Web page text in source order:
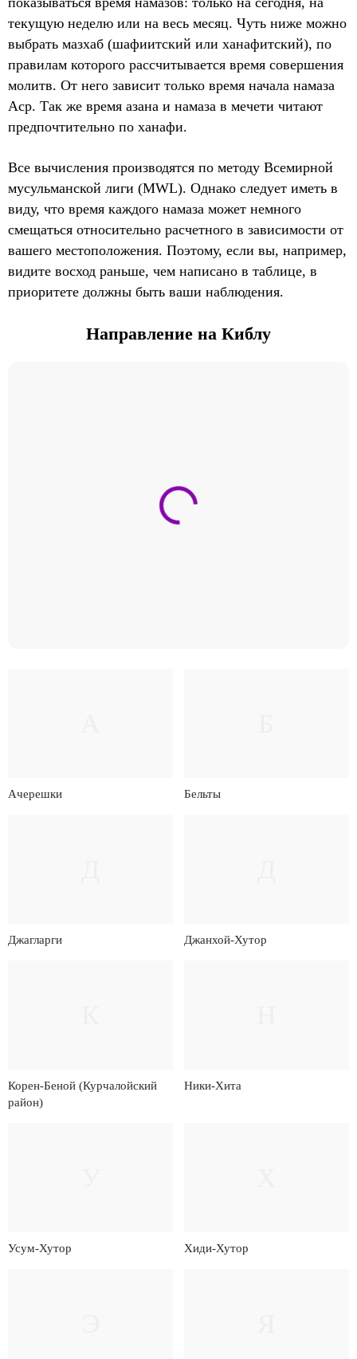
текущую неделю или на весь месяц. Чуть ниже можно
выбрать мазхаб (шафиитский или ханафитский), по
правилам которого рассчитывается время совершения
молитв. От него зависит только время начала намаза
Аср. Так же время азана и намаза в мечети читают
предпочтительно по ханафи.
Все вычисления производятся по методу Всемирной
мусульманской лиги (MWL). Однако следует иметь в
виду, что время каждого намаза может немного
смещаться относительно расчетного в зависимости от
вашего местоположения. Поэтому, если вы, например,
видите восход раньше, чем написано в таблице, в
приоритете должны быть ваши наблюдения.
Направление на Киблу
Ачерешки Бельты
Джагларги Джанхой-Хутор
Корен-Беной (Курчалойский
район)
Ники-Хита
Усум-Хутор Хиди-Хутор